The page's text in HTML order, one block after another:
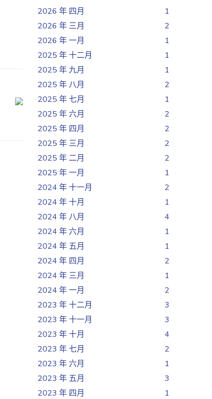
2026 年 四月
1
2026 年 三月
2
2026 年 一月
1
2025 年 十二月
1
2025 年 九月
1
2025 年 八月
2
2025 年 七月
1
2025 年 六月
2
2025 年 四月
2
2025 年 三月
2
2025 年 二月
2
2025 年 一月
1
2024 年 十一月
2
2024 年 十月
1
2024 年 八月
4
2024 年 六月
1
2024 年 五月
1
2024 年 四月
2
2024 年 三月
1
2024 年 一月
2
2023 年 十二月
3
2023 年 十一月
3
2023 年 十月
4
2023 年 七月
2
2023 年 六月
1
2023 年 五月
3
2023 年 四月
1